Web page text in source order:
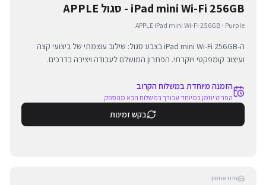
iPad mini Wi-Fi 256GB - סגול APPLE
APPLE iPad mini Wi-Fi 256GB - Purple
ה-iPad mini Wi-Fi 256GB בצבע סגול: שילוב עוצמתי של ביצועי קצה
ועיצוב קומפקטי ויוקרתי. הפתרון המושלם לעבודה ויצירה בדרכים.
הזמנה מיוחדת במשלוח הקרוב
הפריט יוזמן במיוחד עבורך במשלוח הבא מהספק
בקש זמינות
נפח אחסון